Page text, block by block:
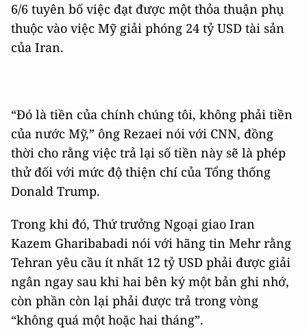
6/6 tuyên bố việc đạt được một thỏa thuận phụ
thuộc vào việc Mỹ giải phóng 24 tỷ USD tài sản
của Iran.
“Đó là tiền của chính chúng tôi, không phải tiền
của nước Mỹ,” ông Rezaei nói với CNN, đồng
thời cho rằng việc trả lại số tiền này sẽ là phép
thử đối với mức độ thiện chí của Tổng thống
Donald Trump.
Trong khi đó, Thứ trưởng Ngoại giao Iran
Kazem Gharibabadi nói với hãng tin Mehr rằng
Tehran yêu cầu ít nhất 12 tỷ USD phải được giải
ngân ngay sau khi hai bên ký một bản ghi nhớ,
còn phần còn lại phải được trả trong vòng
“không quá một hoặc hai tháng”.